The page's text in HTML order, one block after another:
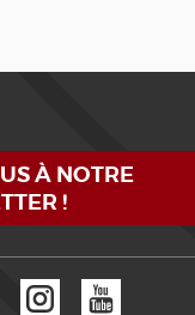
À NOTRE
!